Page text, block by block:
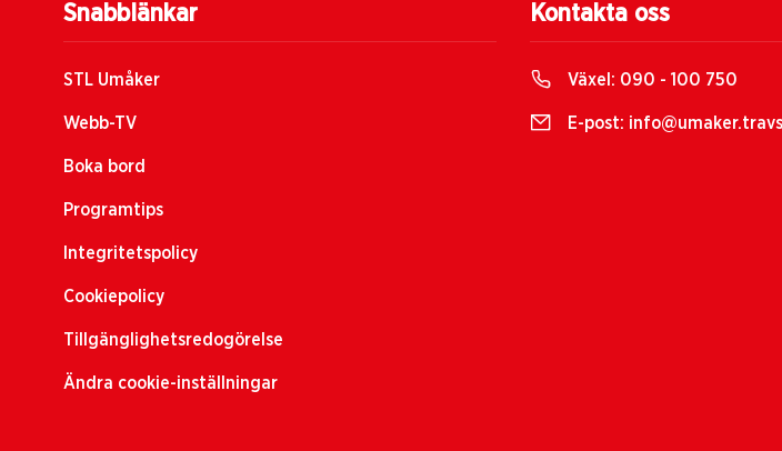
Snabblänkar
STL Umåker
Webb-TV
Boka bord
Programtips
Integritetspolicy
Cookiepolicy
Tillgänglighetsredogörelse
Ändra cookie-inställningar
Kontakta oss
Växel: 090 - 100 750
E-post: